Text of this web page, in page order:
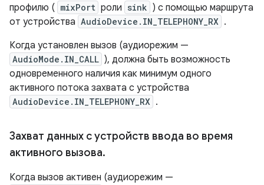
профилю ( mixPort роли sink ) с помощью маршрута
от устройства AudioDevice.IN_TELEPHONY_RX .
Когда установлен вызов (аудиорежим —
AudioMode.IN_CALL ), должна быть возможность
одновременного наличия как минимум одного
активного потока захвата с устройства
AudioDevice.IN_TELEPHONY_RX .
Захват данных с устройств ввода во время
активного вызова.
Когда вызов активен (аудиорежим —